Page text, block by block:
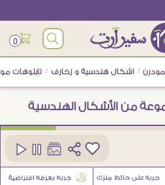
0
/ اشكال هندسية و زخارف / تابلوهات
من الأشكال الهندسية
كود